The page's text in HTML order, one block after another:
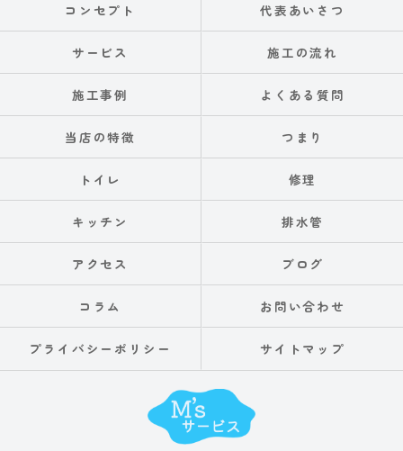
コンセプト 代表あいさつ
サービス 施工の流れ
施工事例 よくある質問
当店の特徴 つまり
トイレ 修理
キッチン 排水管
アクセス ブログ
コラム お問い合わせ
プライバシーポリシー サイトマップ